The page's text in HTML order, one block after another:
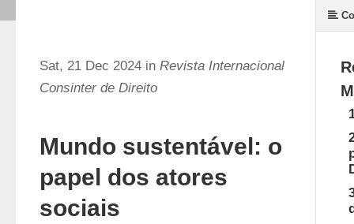
Sat, 21 Dec 2024 in Revista Internacional
Consinter de Direito
Mundo sustentável: o
papel dos atores
sociais